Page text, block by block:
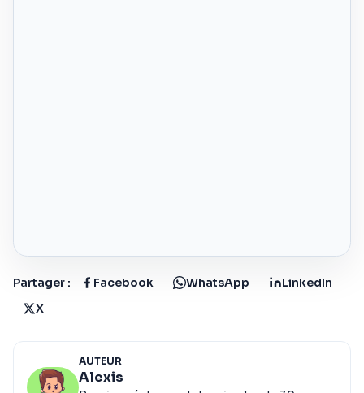
Partager : Facebook WhatsApp
LinkedIn
X
AUTEUR
Alexis